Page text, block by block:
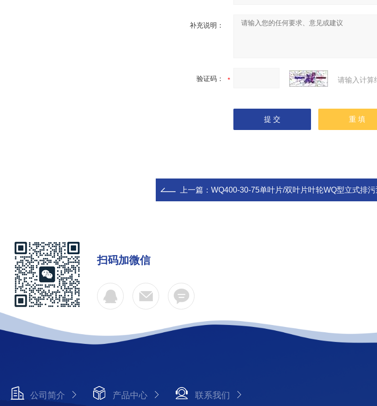
补充说明：
验证码： 请输入计算
上一篇： WQ400-30-75单叶片/双叶片叶轮WQ型立式排污
扫码加微信
公司简介 产品中心 联系我们